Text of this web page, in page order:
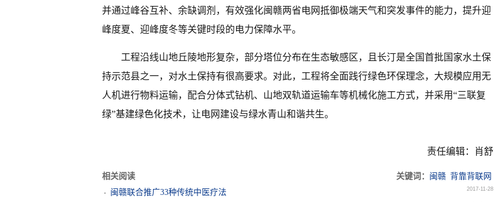
并通过峰谷互补、余缺调剂，有效强化闽赣两省电网抵御极端天气和突发事件的能力，提升迎
峰度夏、迎峰度冬等关键时段的电力保障水平。
工程沿线山地丘陵地形复杂，部分塔位分布在生态敏感区，且长汀是全国首批国家水土保
持示范县之一，对水土保持有很高要求。对此，工程将全面践行绿色环保理念，大规模应用无
人机进行物料运输，配合分体式钻机、山地双轨道运输车等机械化施工方式，并采用“三联复
绿”基建绿色化技术，让电网建设与绿水青山和谐共生。
责任编辑：肖舒
相关阅读 关键词： 闽赣 背靠背联网
闽赣联合推广33种传统中医疗法
2017-11-28